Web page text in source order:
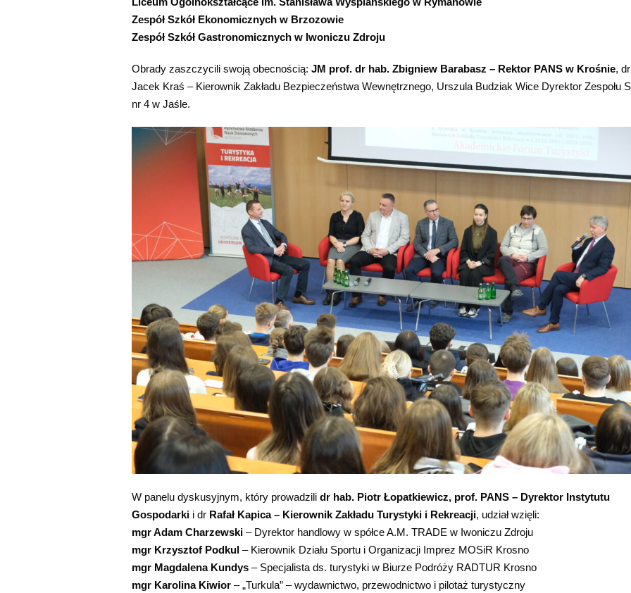
Zespół Szkół Ekonomicznych w Brzozowie
Zespół Szkół Gastronomicznych w Iwoniczu Zdroju
Obrady zaszczycili swoją obecnością: JM prof. dr hab. Zbigniew Barabasz – Rektor PANS w Krośnie, dr
Jacek Kraś – Kierownik Zakładu Bezpieczeństwa Wewnętrznego, Urszula Budziak Wice Dyrektor Zespołu
nr 4 w Jaśle.
W panelu dyskusyjnym, który prowadzili dr hab. Piotr Łopatkiewicz, prof. PANS – Dyrektor Instytutu
Gospodarki i dr Rafał Kapica – Kierownik Zakładu Turystyki i Rekreacji, udział wzięli:
mgr Adam Charzewski – Dyrektor handlowy w spółce A.M. TRADE w Iwoniczu Zdroju
mgr Krzysztof Podkul – Kierownik Działu Sportu i Organizacji Imprez MOSiR Krosno
mgr Magdalena Kundys – Specjalista ds. turystyki w Biurze Podróży RADTUR Krosno
mgr Karolina Kiwior – „Turkula” – wydawnictwo, przewodnictwo i pilotaż turystyczny